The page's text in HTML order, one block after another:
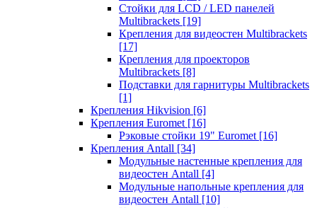
Стойки для LCD / LED панелей
Multibrackets [19]
Крепления для видеостен Multibrackets
[17]
Крепления для проекторов
Multibrackets [8]
Подставки для гарнитуры Multibrackets
[1]
Крепления Hikvision [6]
Крепления Euromet [16]
Рэковые стойки 19" Euromet [16]
Крепления Antall [34]
Модульные настенные крепления для
видеостен Antall [4]
Модульные напольные крепления для
видеостен Antall [10]